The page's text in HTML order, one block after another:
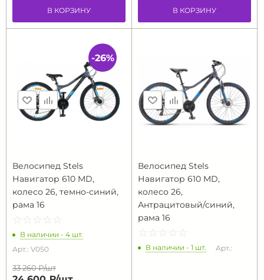
В КОРЗИНУ В КОРЗИНУ
Велосипед Stels
Навигатор 610 MD,
колесо 26, темно-синий,
рама 16
☆ ☆ ☆ ☆ ☆
★ ★ ★ ★ ★
В наличии - 4 шт.
Арт.: V050
33 260 ₽/шт
-26%
Велосипед Stels
Навигатор 610 MD,
колесо 26,
Антрацитовый/синий,
рама 16
☆ ☆ ☆ ☆ ☆
★ ★ ★ ★ ★
В наличии - 1 шт. Арт.: